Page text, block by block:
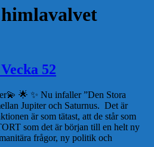
52
🌟 ✨ Nu infaller ”Den Stora
Jupiter och Saturnus. Det är
är som tätast, att de står som
som det är början till en helt ny
frågor, ny politik och